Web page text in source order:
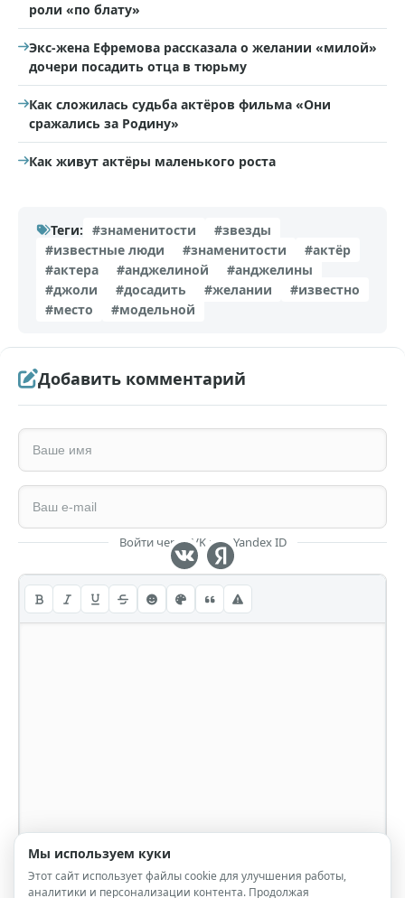
роли «по блату»
Экс-жена Ефремова рассказала о желании «милой»
дочери посадить отца в тюрьму
Как сложилась судьба актёров фильма «Они
сражались за Родину»
Как живут актёры маленького роста
Теги: #знаменитости
#звезды
#известные люди
#знаменитости
#актёр
#актера
#анджелиной
#анджелины
#джоли
#досадить #желании
#известно
#место
#модельной
Добавить комментарий
Войти через VK или Yandex ID
Мы используем куки
Этот сайт использует файлы cookie для улучшения работы,
аналитики и персонализации контента. Продолжая